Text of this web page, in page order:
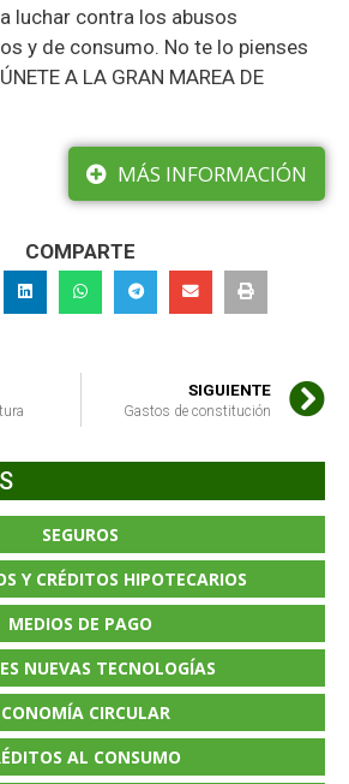
luchar contra los abusos
y de consumo. No te lo pienses
A LA GRAN MAREA DE
MÁS INFORMACIÓN
COMPARTE
SIGUIENTE
Gastos de constitución
SEGUROS
Y CRÉDITOS HIPOTECARIOS
MEDIOS DE PAGO
NUEVAS TECNOLOGÍAS
CIRCULAR
AL CONSUMO